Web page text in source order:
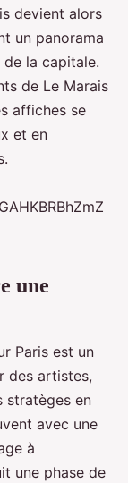
devient alors
un panorama
la capitale.
de Le Marais
affiches se
et en
une
Paris est un
des artistes,
stratèges en
avec une
à
une phase de